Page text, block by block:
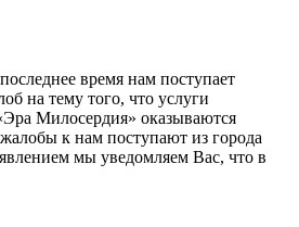
время нам поступает
на тему того, что услуги
Милосердия» оказываются
к нам поступают из города
мы уведомляем Вас, что в